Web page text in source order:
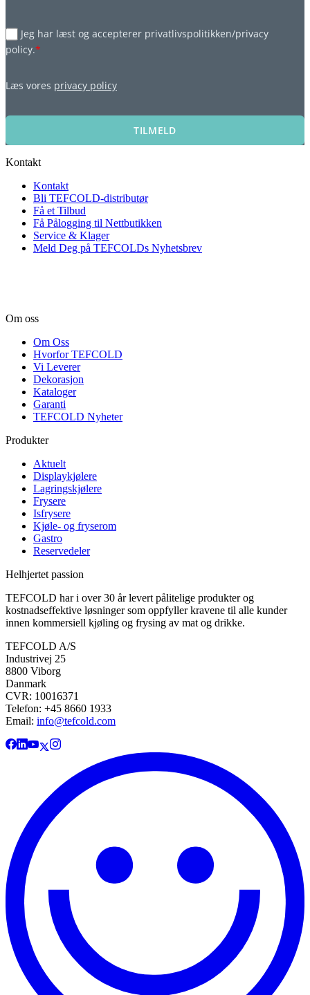
Jeg har læst og accepterer privatlivspolitikken/privacy
policy.*
Læs vores privacy policy
TILMELD
Kontakt
Kontakt
Bli TEFCOLD-distributør
Få et Tilbud
Få Pålogging til Nettbutikken
Service & Klager
Meld Deg på TEFCOLDs Nyhetsbrev
Om oss
Om Oss
Hvorfor TEFCOLD
Vi Leverer
Dekorasjon
Kataloger
Garanti
TEFCOLD Nyheter
Produkter
Aktuelt
Displaykjølere
Lagringskjølere
Frysere
Isfrysere
Kjøle- og fryserom
Gastro
Reservedeler
Helhjertet passion
TEFCOLD har i over 30 år levert pålitelige produkter og
kostnadseffektive løsninger som oppfyller kravene til alle kunder
innen kommersiell kjøling og frysing av mat og drikke.
TEFCOLD A/S
Industrivej 25
8800 Viborg
Danmark
CVR: 10016371
Telefon: +45 8660 1933
Email: info@tefcold.com